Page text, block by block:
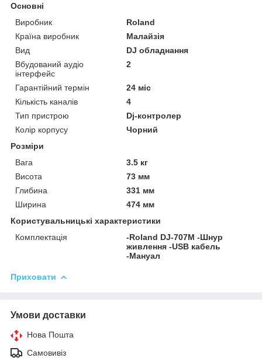
Основні
Виробник
Roland
Країна виробник
Малайзія
Вид
DJ обладнання
Вбудований аудіо
інтерфейс
2
Гарантійний термін
24 міс
Кількість каналів
4
Тип пристрою
Dj-контролер
Колір корпусу
Чорний
Розміри
Вага
3.5 кг
Висота
73 мм
Глибина
331 мм
Ширина
474 мм
Користувальницькі характеристики
Комплектація
-Roland DJ-707M -Шнур
живлення -USB кабель
-Мануал
Приховати
Умови доставки
Нова Пошта
Самовивіз